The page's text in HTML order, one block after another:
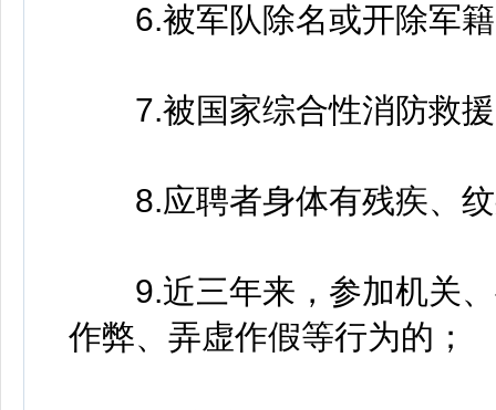
6.被军队除名或开除军籍
7.被国家综合性消防救援
8.应聘者身体有残疾、纹
9.近三年来，参加机关、
作弊、弄虚作假等行为的；